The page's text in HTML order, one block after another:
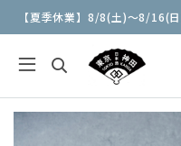
【夏季休業】8/8(土)〜8/16(